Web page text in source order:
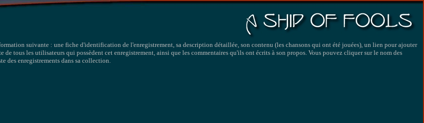
suivante : une fiche d'identification de l'enregistrement, sa description détaillée, son contenu (les chansons qui ont été jouées), un lien pour ajouter
de tous les utilisateurs qui possèdent cet enregistrement, ainsi que les commentaires qu'ils ont écrits à son propos. Vous pouvez cliquer sur le nom des
des enregistrements dans sa collection.